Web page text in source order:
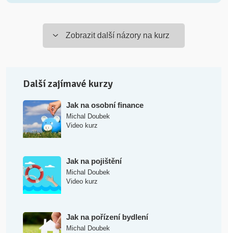
Zobrazit další názory na kurz
Další zajímavé kurzy
Jak na osobní finance
Michal Doubek
Video kurz
Jak na pojištění
Michal Doubek
Video kurz
Jak na pořízení bydlení
Michal Doubek